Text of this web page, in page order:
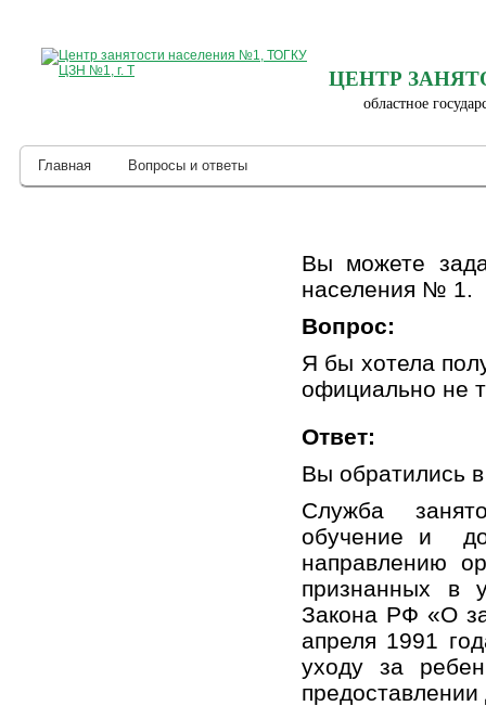
ЦЕНТР
областное
Главная Вопросы и ответы
Вы можете
населения № 1.
Вопрос:
Я бы хотела
официально не
Ответ:
Вы обратились
Служба
обучение и
направлению
признанных в
Закона РФ «О
апреля 1991
уходу за
предоставлении